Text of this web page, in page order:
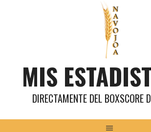
MIS
DIRECTAMENTE DEL BOXSCORE